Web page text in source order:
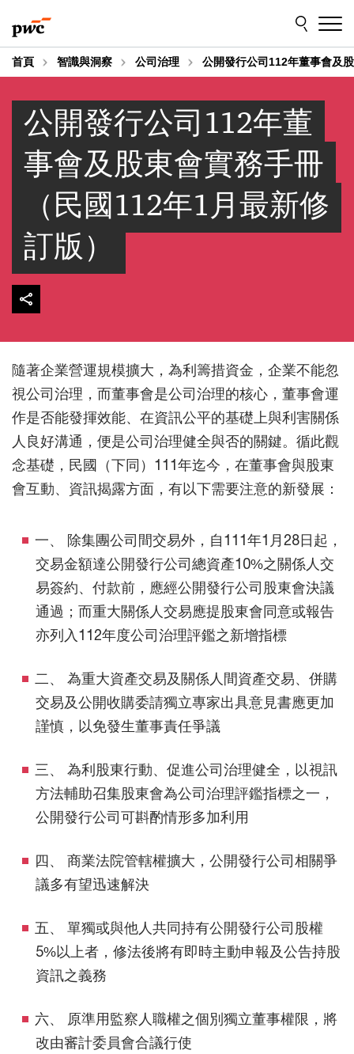
to
content
to
footer
首頁 智識與洞察 公司治理 公開發行公司112年董事會及
公開發行公司112年董
事會及股東會實務手冊
（民國112年1月最新修
訂版）
隨著企業營運規模擴大，為利籌措資金，企業不能忽
視公司治理，而董事會是公司治理的核心，董事會運
作是否能發揮效能、在資訊公平的基礎上與利害關係
人良好溝通，便是公司治理健全與否的關鍵。循此觀
念基礎，民國（下同）111年迄今，在董事會與股東
會互動、資訊揭露方面，有以下需要注意的新發展：
一、 除集團公司間交易外，自111年1月28日起，
交易金額達公開發行公司總資產10%之關係人交
易簽約、付款前，應經公開發行公司股東會決議
通過；而重大關係人交易應提股東會同意或報告
亦列入112年度公司治理評鑑之新增指標
二、 為重大資產交易及關係人間資產交易、併購
交易及公開收購委請獨立專家出具意見書應更加
謹慎，以免發生董事責任爭議
三、 為利股東行動、促進公司治理健全，以視訊
方法輔助召集股東會為公司治理評鑑指標之一，
公開發行公司可斟酌情形多加利用
四、 商業法院管轄權擴大，公開發行公司相關爭
議多有望迅速解決
五、 單獨或與他人共同持有公開發行公司股權
5%以上者，修法後將有即時主動申報及公告持股
資訊之義務
六、 原準用監察人職權之個別獨立董事權限，將
改由審計委員會合議行使